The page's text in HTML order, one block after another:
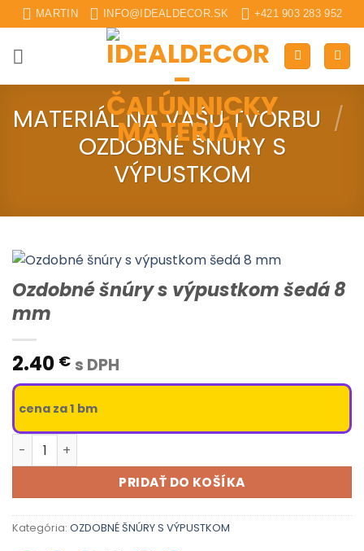
Skip
to
content
MARTIN INFO@IDEALDECOR.SK +421 903 283 952
MATERIÁL NA VAŠU TVORBU /
OZDOBNÉ ŠNÚRY S
VÝPUSTKOM
Ozdobné šnúry s výpustkom šedá 8
mm
2.40 € s DPH
cena za 1 bm
množstvo Ozdobné šnúry s výpustkom šedá 8 mm
PRIDAŤ DO KOŠÍKA
Kategória: OZDOBNÉ ŠNÚRY S VÝPUSTKOM